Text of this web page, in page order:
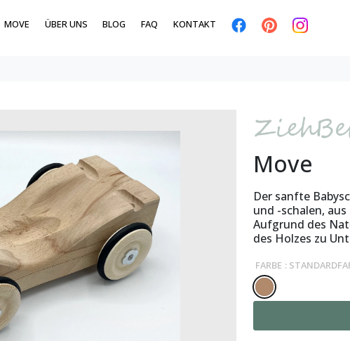
MOVE ÜBER UNS BLOG FAQ KONTAKT
Move
Der sanfte
und -schalen,
Aufgrund des
des Holzes zu
FARBE :